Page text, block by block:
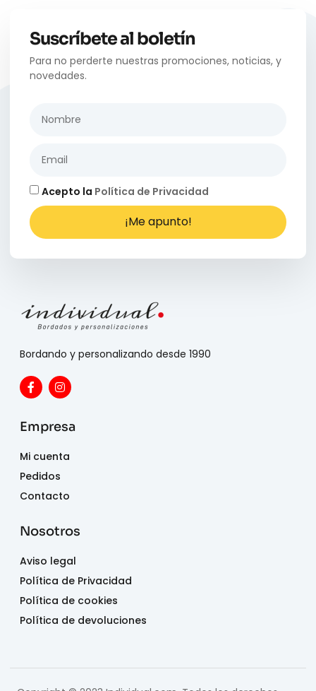
Suscríbete al boletín
Para no perderte nuestras promociones, noticias, y
novedades.
Acepto la Política de Privacidad
¡Me apunto!
Bordando y personalizando desde 1990
Empresa
Mi cuenta
Pedidos
Contacto
Nosotros
Aviso legal
Política de Privacidad
Política de cookies
Política de devoluciones